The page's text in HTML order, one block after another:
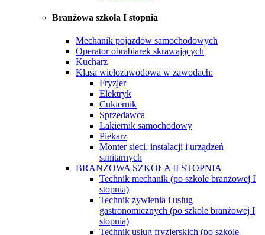
Branżowa szkoła I stopnia
Mechanik pojazdów samochodowych
Operator obrabiarek skrawających
Kucharz
Klasa wielozawodowa w zawodach:
Fryzjer
Elektryk
Cukiernik
Sprzedawca
Lakiernik samochodowy
Piekarz
Monter sieci, instalacji i urządzeń
sanitarnych
BRANŻOWA SZKOŁA II STOPNIA
Technik mechanik (po szkole branżowej I
stopnia)
Technik żywienia i usług
gastronomicznych (po szkole branżowej I
stopnia)
Technik usług fryzjerskich (po szkole